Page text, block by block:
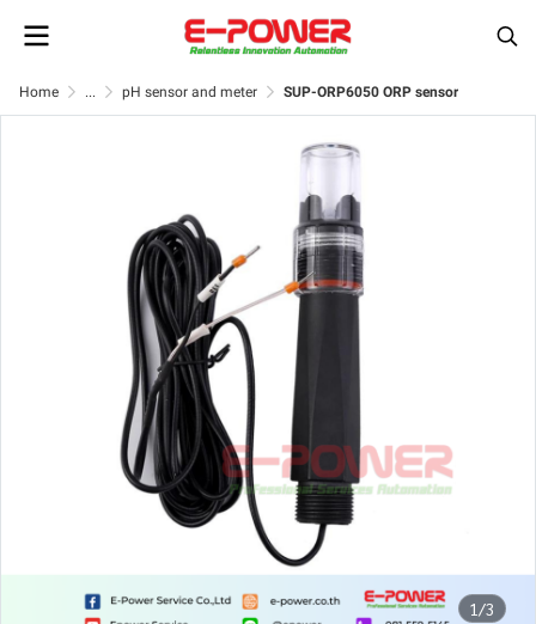
Home ... pH sensor and meter SUP-ORP6050 ORP sensor
1/3